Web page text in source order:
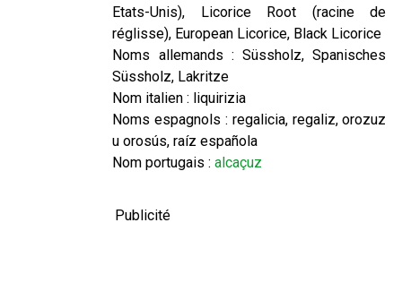
Etats-Unis), Licorice Root (racine de
réglisse), European Licorice, Black Licorice
Noms allemands : Süssholz, Spanisches
Süssholz, Lakritze
Nom italien : liquirizia
Noms espagnols : regalicia, regaliz, orozuz
u orosús, raíz española
Nom portugais :alcaçuz
Publicité